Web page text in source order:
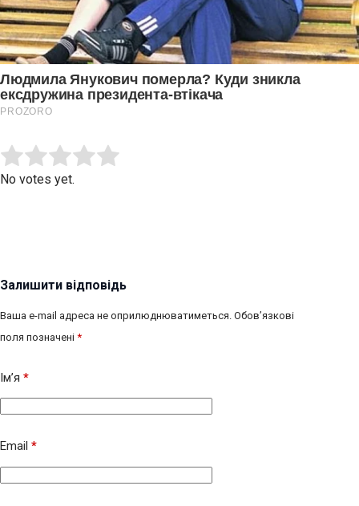
Rate this item:
No votes yet.
Залишити відповідь
Ваша e-mail адреса не оприлюднюватиметься. Обов’язкові
поля позначені *
Ім’я *
Email *